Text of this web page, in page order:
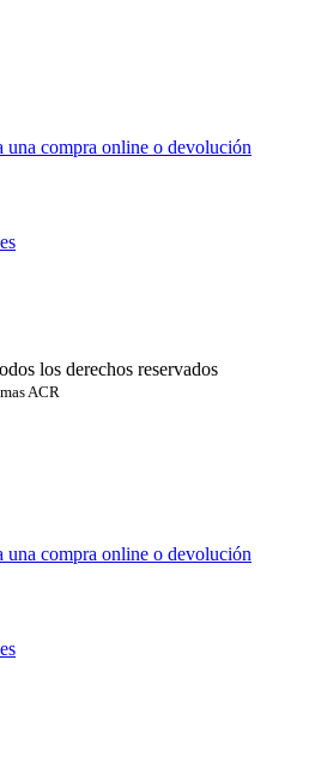
una compra online o devolución
los derechos reservados
ACR
una compra online o devolución